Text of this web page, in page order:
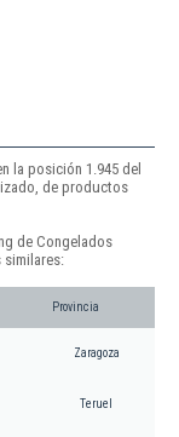
la posición 1.945 del
de productos
de Congelados
similares:
Provincia
Zaragoza
Teruel